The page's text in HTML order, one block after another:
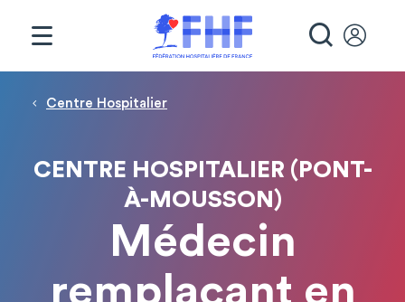
Fil d'Ariane
Centre Hospitalier
CENTRE HOSPITALIER (PONT-
À-MOUSSON)
Médecin
remplaçant en
Panneau de gestion des cookies